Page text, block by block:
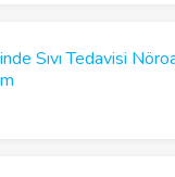
Sıvı Tedavisi